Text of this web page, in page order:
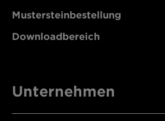
Mustersteinbestellung
Downloadbereich
Unternehmen